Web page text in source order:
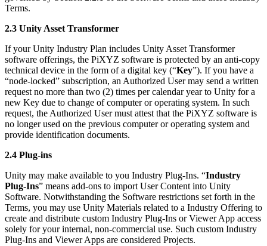
Terms.
2.3 Unity Asset Transformer
If your Unity Industry Plan includes Unity Asset Transformer
software offerings, the PiXYZ software is protected by an anti-copy
technical device in the form of a digital key (“Key”). If you have a
“node-locked” subscription, an Authorized User may send a written
request no more than two (2) times per calendar year to Unity for a
new Key due to change of computer or operating system. In such
request, the Authorized User must attest that the PiXYZ software is
no longer used on the previous computer or operating system and
provide identification documents.
2.4 Plug-ins
Unity may make available to you Industry Plug-Ins. “Industry
Plug-Ins” means add-ons to import User Content into Unity
Software. Notwithstanding the Software restrictions set forth in the
Terms, you may use Unity Materials related to a Industry Offering to
create and distribute custom Industry Plug-Ins or Viewer App access
solely for your internal, non-commercial use. Such custom Industry
Plug-Ins and Viewer Apps are considered Projects.